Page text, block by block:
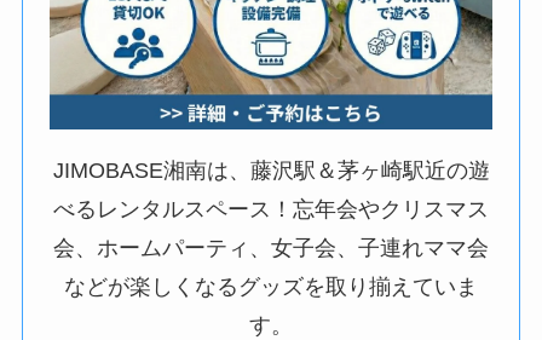
JIMOBASE湘南は、藤沢駅＆茅ヶ崎駅近の遊
べるレンタルスペース！忘年会やクリスマス
会、ホームパーティ、女子会、子連れママ会
などが楽しくなるグッズを取り揃えていま
す。